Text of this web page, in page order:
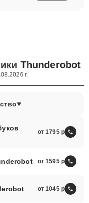
Thunderobot
г.
от 1795
от 1595
от 1045